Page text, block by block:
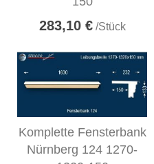
283,10 €/Stück
Komplette Fensterbank
Nürnberg 124 1270-